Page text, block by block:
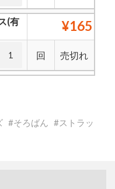
(有
¥165
回 売切れ
そろばん
ストラッ